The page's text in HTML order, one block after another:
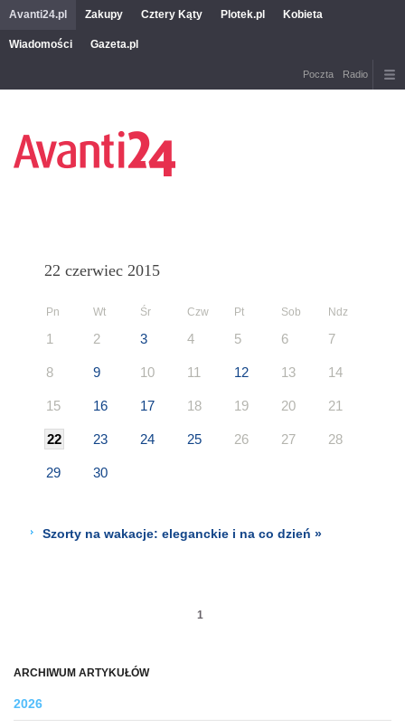
Avanti24.pl Zakupy Cztery Kąty Plotek.pl Kobieta
Wiadomości Gazeta.pl
Poczta Radio
ARCHIWUM ARTYKUŁÓW
2026
22 czerwiec 2015
Pn Wt Śr Czw Pt Sob Ndz
1 2 3 4 5 6 7
8 9 10 11 12 13 14
15 16 17 18 19 20 21
22 23 24 25 26 27 28
29 30
Szorty na wakacje: eleganckie i na co dzień »
1